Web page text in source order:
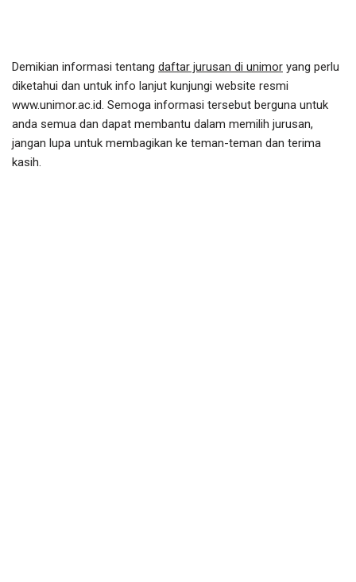
Demikian informasi tentang daftar jurusan di unimor yang perlu
diketahui dan untuk info lanjut kunjungi website resmi
www.unimor.ac.id. Semoga informasi tersebut berguna untuk
anda semua dan dapat membantu dalam memilih jurusan,
jangan lupa untuk membagikan ke teman-teman dan terima
kasih.